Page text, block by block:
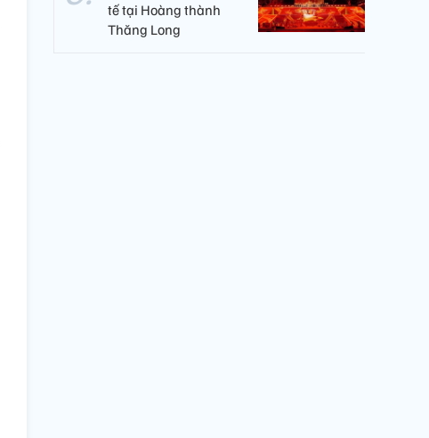
tế tại Hoàng thành
Thăng Long